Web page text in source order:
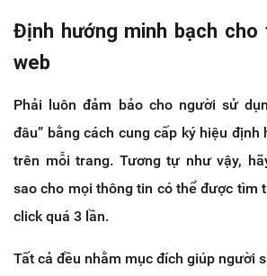
Định hướng minh bạch
web
Phải luôn đảm bảo cho người sử
đâu” bằng cách cung cấp ký hiệu định
trên mỗi trang. Tương tự như vậy,
sao cho mọi thông tin có thể được tìm
click quá 3 lần.
Tất cả đều nhằm mục đích giúp người